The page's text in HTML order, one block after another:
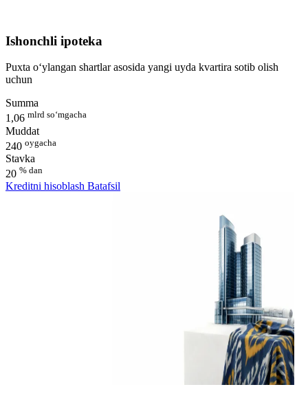
Ishonchli ipoteka
Puxta o‘ylangan shartlar asosida yangi uyda kvartira sotib olish
uchun
Summa
1,06 mlrd so‘mgacha
Muddat
240 oygacha
Stavka
20 % dan
Kreditni hisoblash Batafsil